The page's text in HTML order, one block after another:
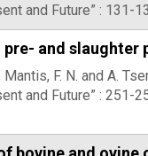
and Future” : 131-
and
Mantis, F. N. and A.
and Future” : 251-